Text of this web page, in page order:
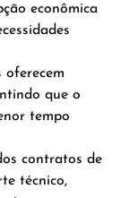
econômica
oferecem
que o
tempo
contratos de
técnico,